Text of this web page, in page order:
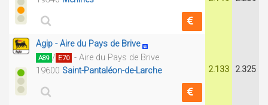
Agip - Aire du Pays de Brive
A89 / E70 - Aire du Pays de Brive
19600 Saint-Pantaléon-de-Larche 2.133 2.325